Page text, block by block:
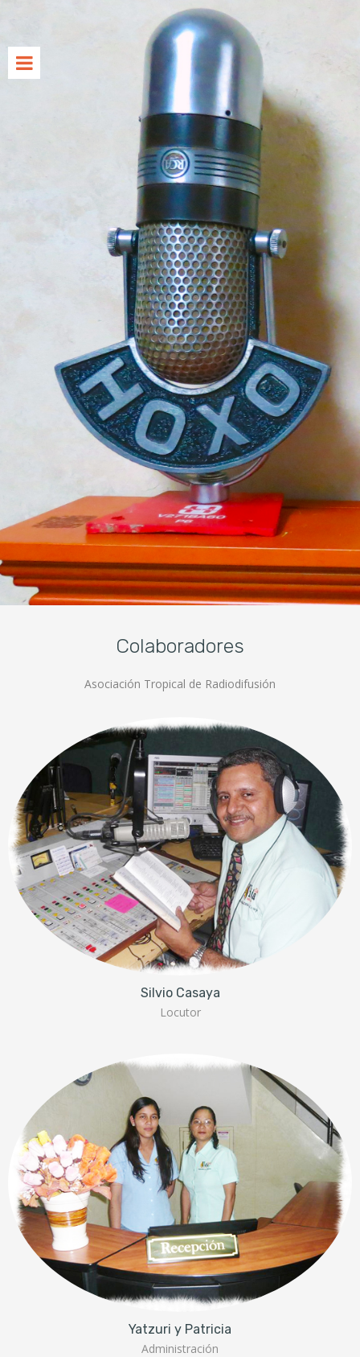
Colaboradores
Asociación Tropical de Radiodifusión
Silvio Casaya
Locutor
Yatzuri y Patricia
Administración